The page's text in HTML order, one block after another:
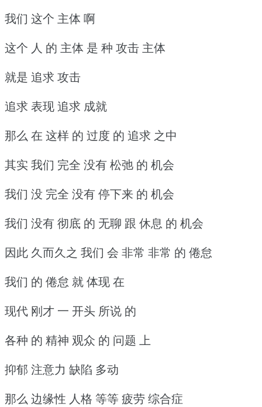
我们 这个 主体 啊
这个 人 的 主体 是 种 攻击 主体
就是 追求 攻击
追求 表现 追求 成就
那么 在 这样 的 过度 的 追求 之中
其实 我们 完全 没有 松弛 的 机会
我们 没 完全 没有 停下来 的 机会
我们 没有 彻底 的 无聊 跟 休息 的 机会
因此 久而久之 我们 会 非常 非常 的 倦怠
我们 的 倦怠 就 体现 在
现代 刚才 一 开头 所说 的
各种 的 精神 观众 的 问题 上
抑郁 注意力 缺陷 多动
那么 边缘性 人格 等等 疲劳 综合症